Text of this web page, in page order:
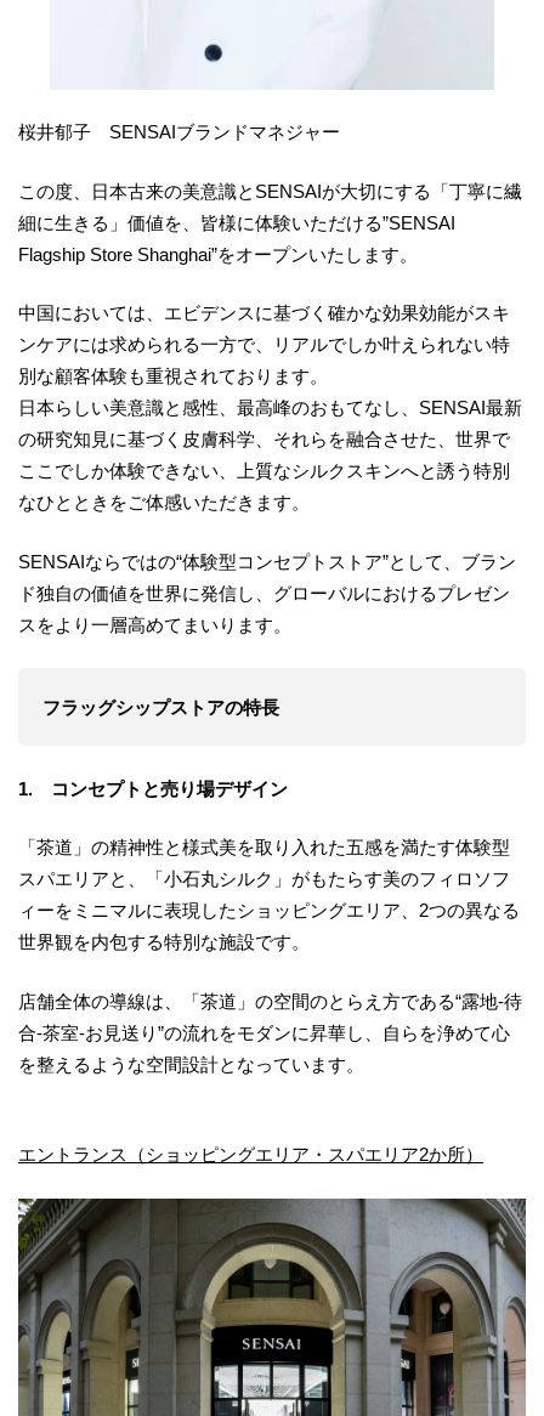
桜井郁子 SENSAIブランドマネジャー
この度、日本古来の美意識とSENSAIが大切にする「丁寧に繊
細に生きる」価値を、皆様に体験いただける”SENSAI
Flagship Store Shanghai”をオープンいたします。
中国においては、エビデンスに基づく確かな効果効能がスキ
ンケアには求められる一方で、リアルでしか叶えられない特
別な顧客体験も重視されております。
日本らしい美意識と感性、最高峰のおもてなし、SENSAI最新
の研究知見に基づく皮膚科学、それらを融合させた、世界で
ここでしか体験できない、上質なシルクスキンへと誘う特別
なひとときをご体感いただきます。
SENSAIならではの“体験型コンセプトストア”として、ブラン
ド独自の価値を世界に発信し、グローバルにおけるプレゼン
スをより一層高めてまいります。
フラッグシップストアの特長
1. コンセプトと売り場デザイン
「茶道」の精神性と様式美を取り入れた五感を満たす体験型
スパエリアと、「小石丸シルク」がもたらす美のフィロソフ
ィーをミニマルに表現したショッピングエリア、2つの異なる
世界観を内包する特別な施設です。
店舗全体の導線は、「茶道」の空間のとらえ方である“露地-待
合-茶室-お見送り”の流れをモダンに昇華し、自らを浄めて心
を整えるような空間設計となっています。
エントランス（ショッピングエリア・スパエリア2か所）